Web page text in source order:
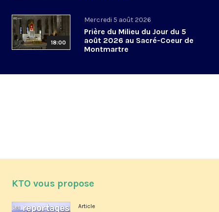
18:00
Mercredi 5 août 2026
Prière du Milieu du Jour du 5
août 2026 au Sacré-Coeur de
Montmartre
KTO vous propose
Article